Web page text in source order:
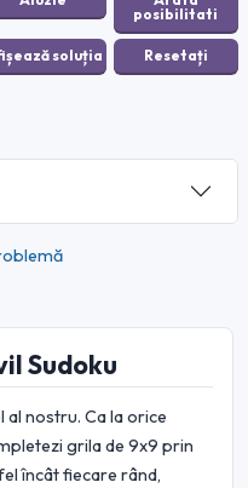
Sudoku
al nostru. Ca la orice
grila de 9x9 prin
încât fiecare rând,